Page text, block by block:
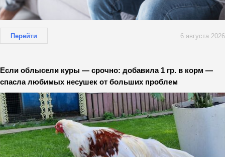
Перейти 6 августа 2026
Если облысели куры — срочно: добавила 1 гр. в корм —
спасла любимых несушек от больших проблем